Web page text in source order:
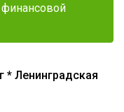
* Ленинградская